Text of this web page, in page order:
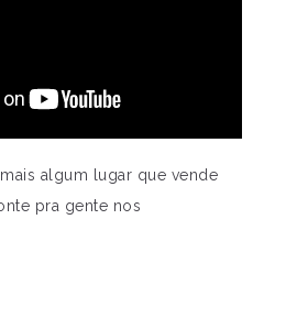
algum lugar que vende
pra gente nos